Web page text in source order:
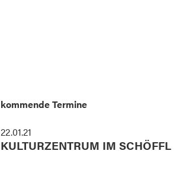
kommende Termine
22.01.21
KULTURZENTRUM IM SCHÖFFL